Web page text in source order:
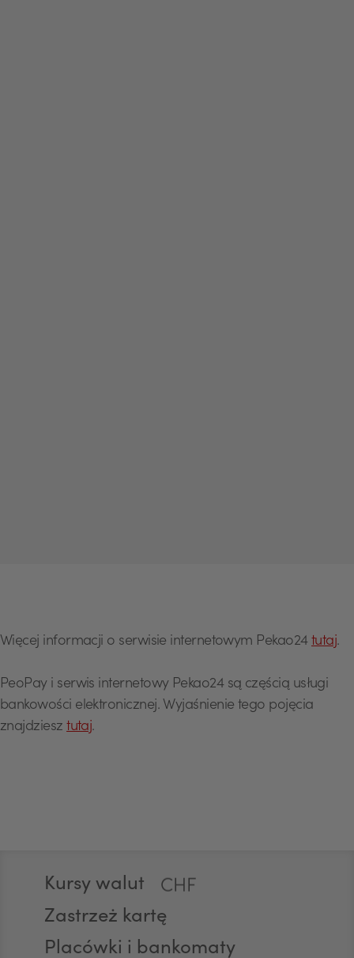
Więcej informacji o serwisie internetowym Pekao24 tutaj.
PeoPay i serwis internetowy Pekao24 są częścią usługi
bankowości elektronicznej. Wyjaśnienie tego pojęcia
znajdziesztutaj.
Kursy walut
USD
CHF
AED
Zastrzeż kartę
Placówki i bankomaty